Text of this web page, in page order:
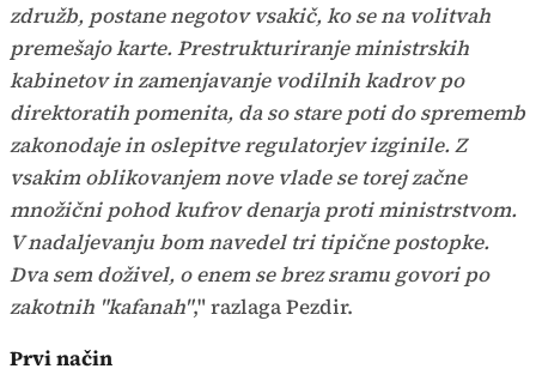
združb, postane negotov vsakič, ko se na volitvah
premešajo karte. Prestrukturiranje ministrskih
kabinetov in zamenjavanje vodilnih kadrov po
direktoratih pomenita, da so stare poti do sprememb
zakonodaje in oslepitve regulatorjev izginile. Z
vsakim oblikovanjem nove vlade se torej začne
množični pohod kufrov denarja proti ministrstvom.
V nadaljevanju bom navedel tri tipične postopke.
Dva sem doživel, o enem se brez sramu govori po
zakotnih "kafanah"," razlaga Pezdir.
Prvi način